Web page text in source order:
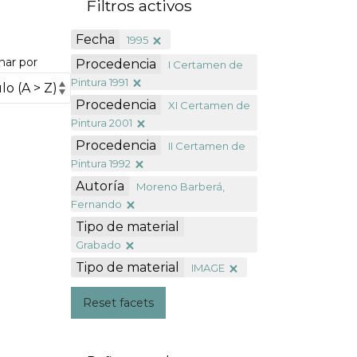
por
Filtros activos
Fecha 1995
Procedencia
I Certamen de
Pintura 1991
Procedencia
XI Certamen de
Pintura 2001
Procedencia
II Certamen de
Pintura 1992
Autoría
Moreno Barberá,
Fernando
Tipo de material
Grabado
Tipo de material IMAGE
Reset facets